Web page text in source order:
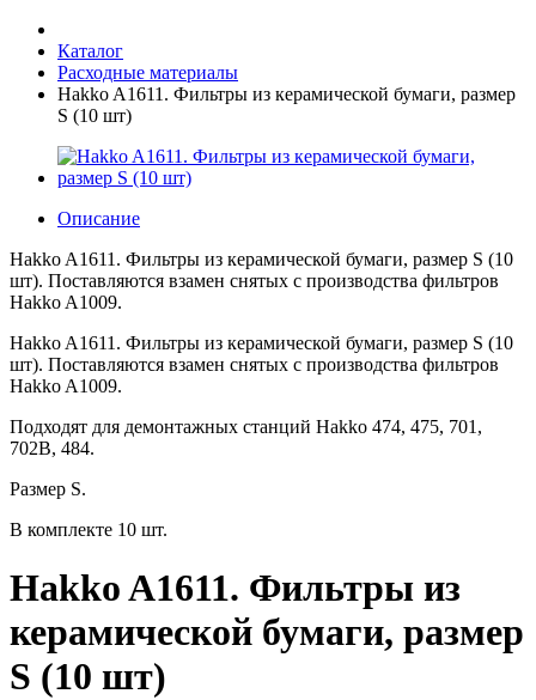
Каталог
Расходные материалы
Hakko A1611. Фильтры из керамической бумаги, размер
S (10 шт)
Описание
Hakko A1611. Фильтры из керамической бумаги, размер S (10
шт). Поставляются взамен снятых с производства фильтров
Hakko A1009.
Hakko A1611. Фильтры из керамической бумаги, размер S (10
шт). Поставляются взамен снятых с производства фильтров
Hakko A1009.
Подходят для демонтажных станций Hakko 474, 475, 701,
702B, 484.
Размер S.
В комплекте 10 шт.
Hakko A1611. Фильтры из
керамической бумаги, размер
S (10 шт)